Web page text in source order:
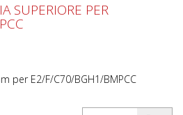
SUPERIORE PER
per E2/F/C70/BGH1/BMPCC